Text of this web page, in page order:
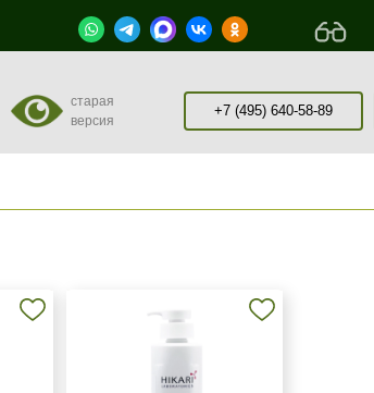
старая
версия
+7 (495) 640-58-89